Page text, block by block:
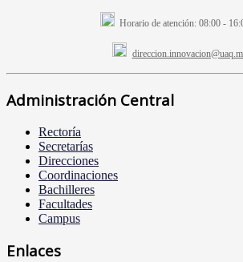
Horario de atención:08:00 -
Administración Central
Rectoría
Secretarías
Direcciones
Coordinaciones
Bachilleres
Facultades
Campus
Enlaces